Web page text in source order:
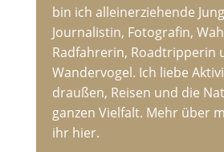
bin ich alleinerziehende
Journalistin, Fotografin,
Radfahrerin, Roadtripperin
Wandervogel. Ich liebe
draußen, Reisen und die
ganzen Vielfalt. Mehr über
ihr hier.